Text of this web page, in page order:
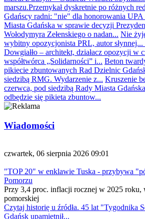
marszu.Przemykał dyskretnie po różnych
Gdańscy radni: "nie" dla honorowania UPA
Miasta Gdańska w sprawie decyzji
Wołodymyra Zełenskiego o nadan... Nie
wybitny opozycjonista PRL, autor słynnej...
Dowgiałło – architekt, działacz opozycji w
współtwórca „Solidarności” i... Beton
pikiecie zbuntowanych Rad Dzielnic
siedzibą RMG. Wydarzenie z... Kruszenie
czerwca, pod siedzibą Rady Miasta
odbędzie się pikieta zbuntow...
Wiadomości
czwartek, 06 sierpnia 2026 09:01
"TOP 20" w enklawie Tuska - przybywa
Pomorzu
Przy 3,4 proc. inflacji rocznej w 2025 roku,
pomorskiej
Czytaj historię u źródła. 45 lat "Tygodnika
Gdańsk upamiętnił...